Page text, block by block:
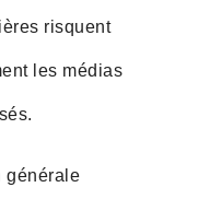
risquent
les médias
générale